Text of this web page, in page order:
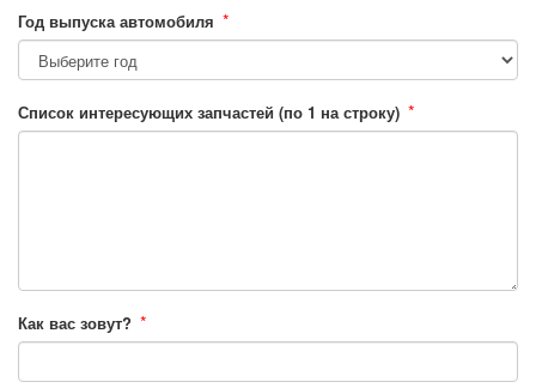
Год выпуска автомобиля *
Список интересующих запчастей (по 1 на строку) *
Как вас зовут? *